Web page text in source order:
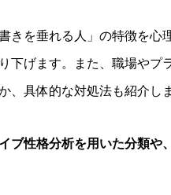
きを垂れる人」の特徴を心
下げます。また、職場やプ
、具体的な対処法も紹介し
ブ性格分析を用いた分類